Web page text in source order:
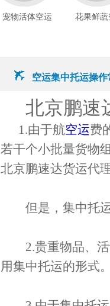
宠物活体空运 花果鲜蔬
空运集中托运操作
北京鹏速
1.由于航空运费
若干个小批量货物
北京鹏速达货运代
但是，集中托运
2.贵重物品、活
用集中托运的形式